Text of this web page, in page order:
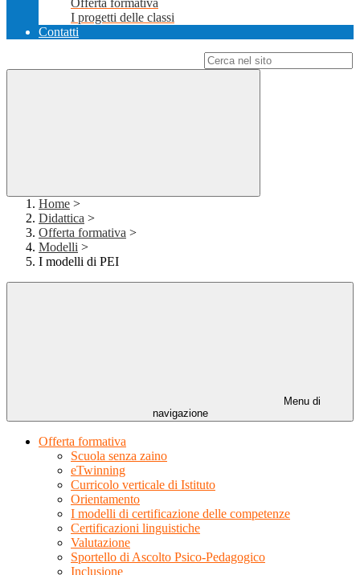
Offerta formativa
I progetti delle classi
Contatti
Home >
Didattica >
Offerta formativa >
Modelli >
I modelli di PEI
Menu di
navigazione
Offerta formativa
Scuola senza zaino
eTwinning
Curricolo verticale di Istituto
Orientamento
I modelli di certificazione delle competenze
Certificazioni linguistiche
Valutazione
Sportello di Ascolto Psico-Pedagogico
Inclusione